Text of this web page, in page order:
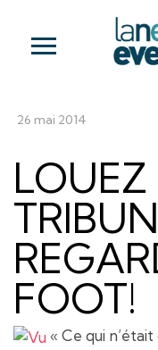
26 mai 2014
FOOT!
« Ce qui